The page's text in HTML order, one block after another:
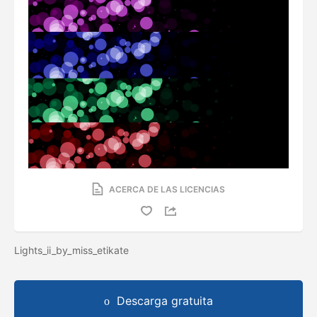
ACERCA DE LAS LICENCIAS
Lights_ii_by_miss_etikate
Descarga gratuita